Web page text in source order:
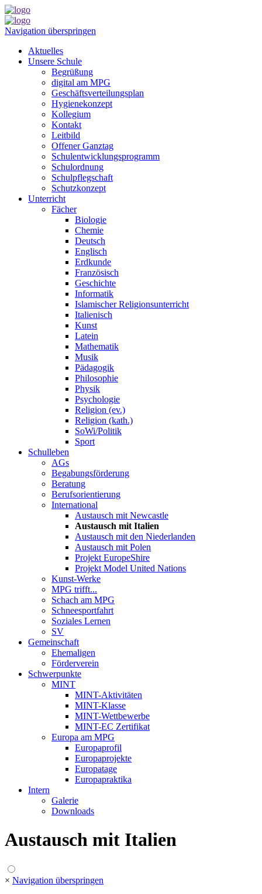
Navigation überspringen
Aktuelles
Unsere Schule
Begrüßung
digital am MPG
Geschäftsverteilungsplan
Hygienekonzept
Kollegium
Kontakt
Leitbild
Offener Ganztag
Schulentwicklungsprogramm
Schulordnung
Schulpflegschaft
Schutzkonzept
Unterricht
Fächer
Biologie
Chemie
Deutsch
Englisch
Erdkunde
Französisch
Geschichte
Informatik
Islamischer Religionsunterricht
Italienisch
Kunst
Latein
Mathematik
Musik
Pädagogik
Philosophie
Physik
Psychologie
Religion (ev.)
Religion (kath.)
SoWi/Politik
Sport
Schulleben
AGs
Begabungsförderung
Beratung
Berufsorientierung
International
Austausch mit Newcastle
Austausch mit Italien
Austausch mit den Niederlanden
Austausch mit Polen
Projekt EuropeShire
Projekt Model United Nations
Kunst-Werke
MPG trifft...
Schach am MPG
Schneesportfahrt
Soziales Lernen
SV
Gemeinschaft
Ehemaligen
Förderverein
Schwerpunkte
MINT
MINT-Aktivitäten
MINT-Klasse
MINT-Wettbewerbe
MINT-EC Zertifikat
Europa am MPG
Europaprofil
Europaprojekte
Europatage
Europapraktika
Intern
Galerie
Downloads
Austausch mit Italien
× Navigation überspringen